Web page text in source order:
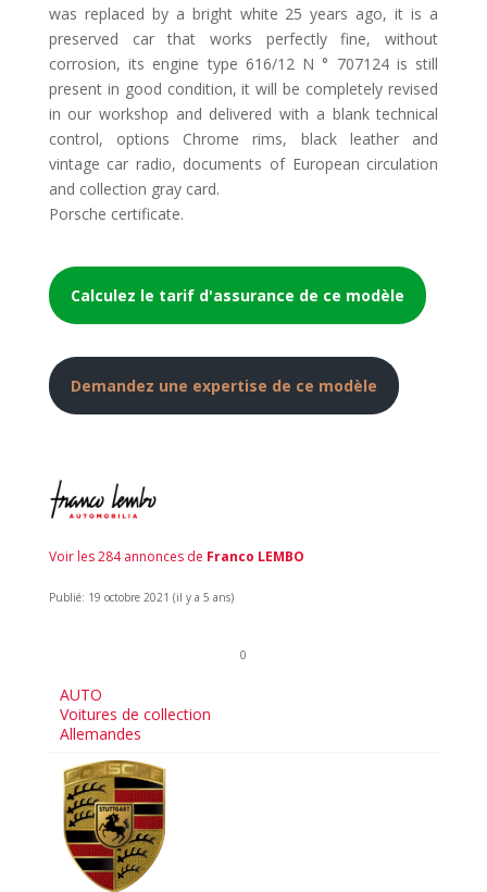
was replaced by a bright white 25 years ago, it is a
preserved car that works perfectly fine, without
corrosion, its engine type 616/12 N ° 707124 is still
present in good condition, it will be completely revised
in our workshop and delivered with a blank technical
control, options Chrome rims, black leather and
vintage car radio, documents of European circulation
and collection gray card.
Porsche certificate.
Calculez le tarif d'assurance de ce modèle
Demandez une expertise de ce modèle
Voir les 284 annonces de Franco LEMBO
Publié: 19 octobre 2021 (il y a 5 ans)
0
AUTO
Voitures de collection
Allemandes